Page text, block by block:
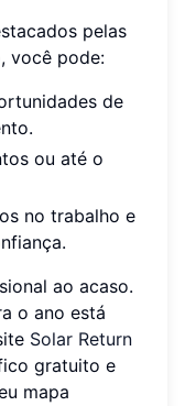
pelas
você pode:
de
ou até o
no trabalho e
ao acaso.
o ano está
Solar Return
gratuito e
mapa